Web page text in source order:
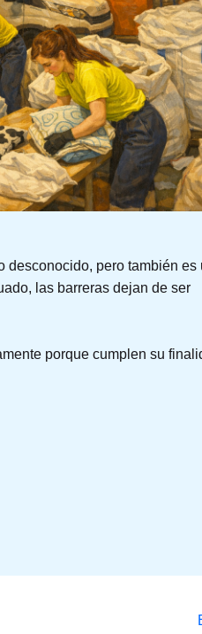
desconocido, pero también es
las barreras dejan de ser
porque cumplen su